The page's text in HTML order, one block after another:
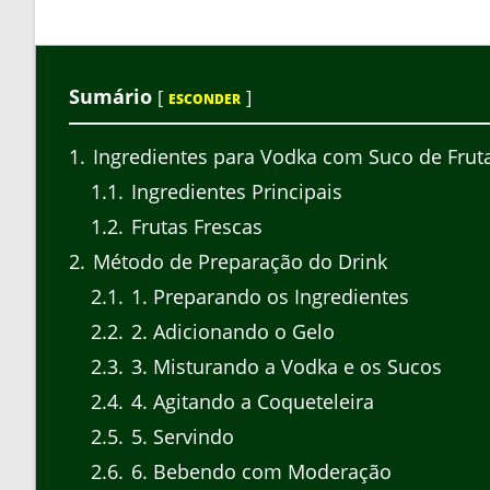
Sumário [ ESCONDER ]
1
Ingredientes para Vodka com Suco de
1.1
Ingredientes Principais
1.2 Frutas Frescas
2 Método de Preparação do Drink
2.1
1. Preparando os Ingredientes
2.2 2. Adicionando o Gelo
2.3 3. Misturando a Vodka e os Sucos
2.4 4. Agitando a Coqueteleira
2.5 5. Servindo
2.6 6. Bebendo com Moderação